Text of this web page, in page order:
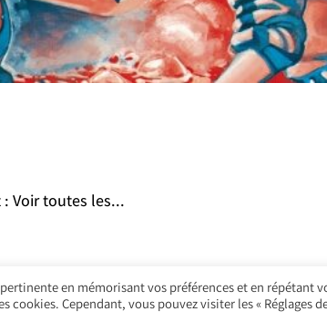
Voir toutes les...
en mémorisant vos préférences et en répétant
Cependant, vous pouvez visiter les « Réglages